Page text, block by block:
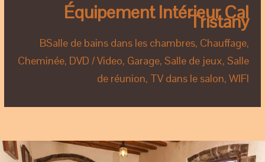
Équipement Intérieur Cal
Tristany
BSalle de bains dans les chambres, Chauffage,
Cheminée, DVD / Video, Garage, Salle de jeux, Salle
de réunion, TV dans le salon, WIFI